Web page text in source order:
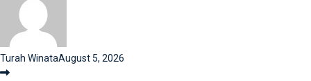
Turah WinataAugust 5, 2026